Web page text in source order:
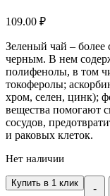
109.00 ₽
Зеленый чай –
черным. В нем
полифенолы, в том
токоферолы;
хром, селен, цинк);
вещества помогают
сосудов,
и раковых клеток.
Нет наличии
-
Купить в 1 клик